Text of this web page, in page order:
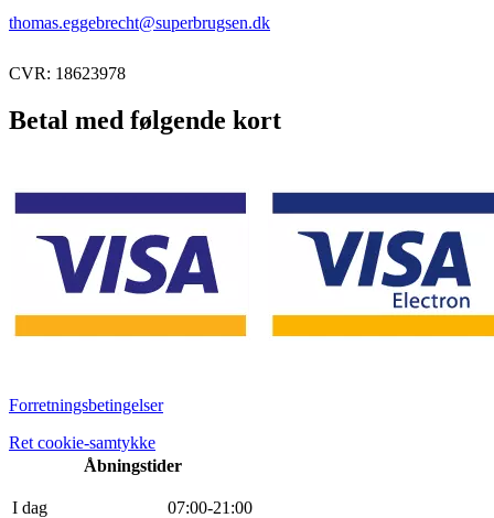
thomas.eggebrecht@superbrugsen.dk
CVR: 18623978
Betal med følgende kort
Forretningsbetingelser
Ret cookie-samtykke
Åbningstider
I dag 07:00-21 :00